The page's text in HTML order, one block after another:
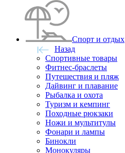
Спорт и отдых
Назад
Спортивные товары
Фитнес-браслеты
Путешествия и пляж
Дайвинг и плавание
Рыбалка и охота
Туризм и кемпинг
Походные рюкзаки
Ножи и мультитулы
Фонари и лампы
Бинокли
Монокуляры